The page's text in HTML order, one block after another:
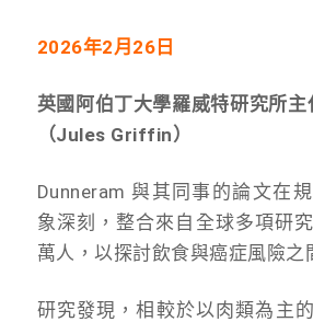
2026年2月26日
英國阿伯丁大學羅威特研究所主
（Jules Griffin）
Dunneram 與其同事的論文在
象深刻，整合來自全球多項研
萬人，以探討飲食與癌症風險之
研究發現，相較於以肉類為主